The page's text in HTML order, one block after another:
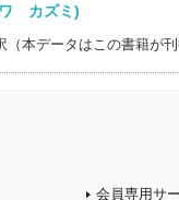
ワ カズミ)
本データはこの書籍が
会員専用サ